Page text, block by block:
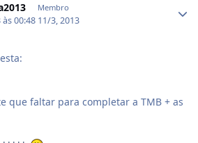
Membro
00:48 11/3, 2013
que faltar para completar a TMB + as